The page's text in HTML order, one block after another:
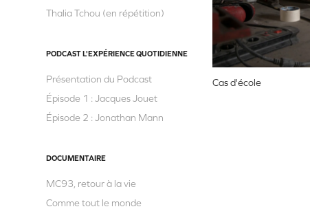
Thalia Tchou (en répétition)
PODCAST L'EXPÉRIENCE QUOTIDIENNE
Présentation du Podcast
Épisode 1 : Jacques Jouet
Épisode 2 : Jonathan Mann
DOCUMENTAIRE
MC93, retour à la vie
Comme tout le monde
Cas d'école